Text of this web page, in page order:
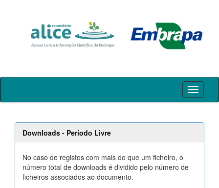
Skip
Downloads - Período Livre
No caso de registos com mais do que um ficheiro, o
número total de downloads é dividido pelo número de
ficheiros associados ao documento.